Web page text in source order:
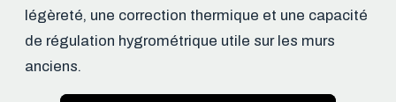
légèreté, une correction thermique et une capacité
de régulation hygrométrique utile sur les murs
anciens.